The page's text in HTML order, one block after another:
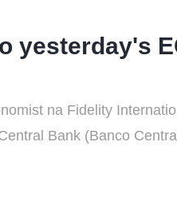
yesterday's
na Fidelity
Bank (Banco